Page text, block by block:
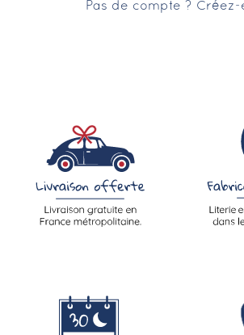
Pas de compte ? Créez-